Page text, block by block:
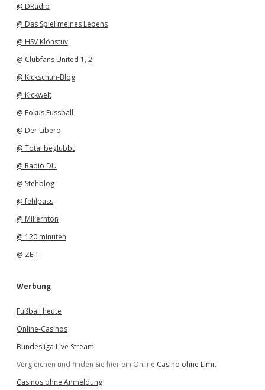
@ DRadio
@ Das Spiel meines Lebens
@ HSV Klönstuv
@ Clubfans United 1 , 2
@ Kickschuh-Blog
@ Kickwelt
@ Fokus Fussball
@ Der Libero
@ Total beglubbt
@ Radio DU
@ Stehblog
@ fehlpass
@ Millernton
@ 120 minuten
@ ZEIT
Werbung
Fußball heute
Online-Casinos
Bundesliga Live Stream
Vergleichen und finden Sie hier ein Online Casino ohne Limit
Casinos ohne Anmeldung